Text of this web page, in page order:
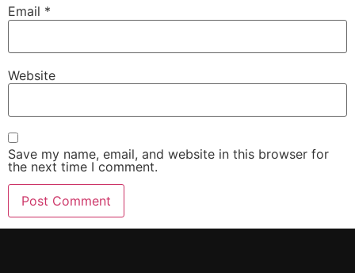
Email *
Website
Save my name, email, and website in this browser for
the next time I comment.